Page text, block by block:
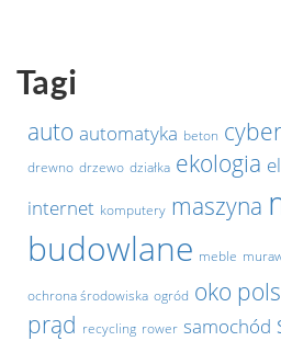
Tagi
auto automatyka beton cyber
drewno drzewo działka ekologia
internet komputery maszyna
budowlane meble
ochrona środowiska ogród oko
prąd recycling rower samochód